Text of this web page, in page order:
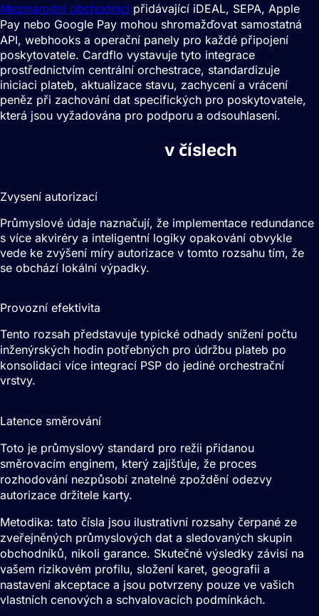
Mezinárodní obchodníci přidávající iDEAL, SEPA, Apple
Pay nebo Google Pay mohou shromažďovat samostatná
API, webhooks a operační panely pro každé připojení
poskytovatele. Cardflo vystavuje tyto integrace
prostřednictvím centrální orchestrace, standardizuje
iniciaci plateb, aktualizace stavu, zachycení a vrácení
peněz při zachování dat specifických pro poskytovatele,
která jsou vyžadována pro podporu a odsouhlasení.
v číslech
Zvysení autorizací
Průmyslové údaje naznačují, že implementace redundance
s více akviréry a inteligentní logiky opakování obvykle
vede ke zvýšení míry autorizace v tomto rozsahu tím, že
se obchází lokální výpadky.
Provozní efektivita
Tento rozsah představuje typické odhady snížení počtu
inženýrských hodin potřebných pro údržbu plateb po
konsolidaci více integrací PSP do jediné orchestrační
vrstvy.
Latence směrování
Toto je průmyslový standard pro režii přidanou
směrovacím enginem, který zajišťuje, že proces
rozhodování nezpůsobí znatelné zpoždění odezvy
autorizace držitele karty.
Metodika: tato čísla jsou ilustrativní rozsahy čerpané ze
zveřejněných průmyslových dat a sledovaných skupin
obchodníků, nikoli garance. Skutečné výsledky závisí na
vašem rizikovém profilu, složení karet, geografii a
nastavení akceptace a jsou potvrzeny pouze ve vašich
vlastních cenových a schvalovacích podmínkách.